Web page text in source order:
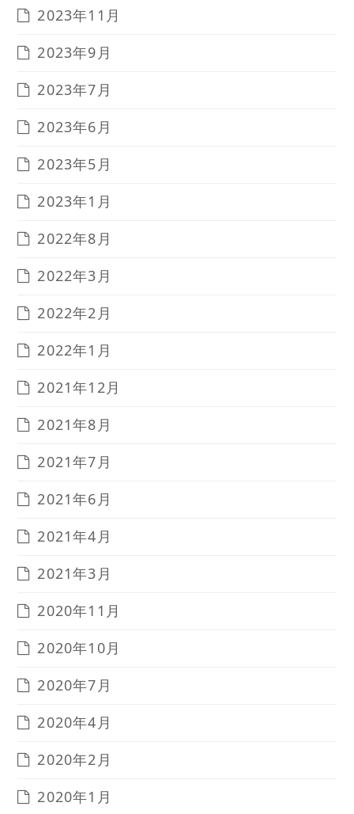
2023年11月
2023年9月
2023年7月
2023年6月
2023年5月
2023年1月
2022年8月
2022年3月
2022年2月
2022年1月
2021年12月
2021年8月
2021年7月
2021年6月
2021年4月
2021年3月
2020年11月
2020年10月
2020年7月
2020年4月
2020年2月
2020年1月